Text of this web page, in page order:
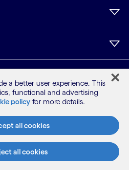
a better user experience. This
functional and advertising
policy for more details.
all cookies
all cookies